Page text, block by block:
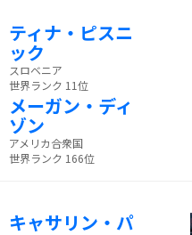
ティナ・ピスニ
ック
スロベニア
世界ランク 11位
メーガン・ディ
ゾン
アメリカ合衆国
世界ランク 166位
キャサリン・パ